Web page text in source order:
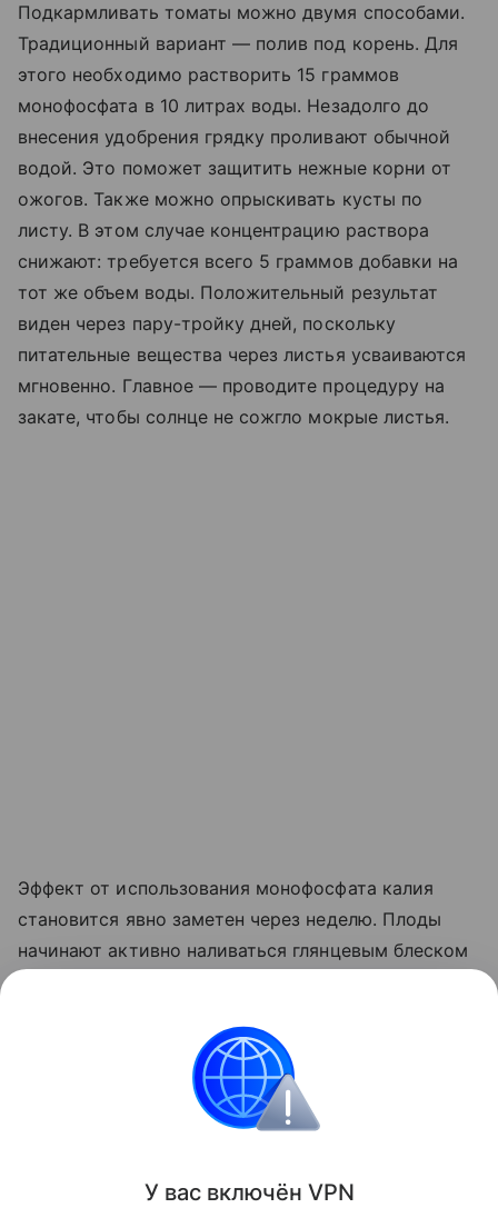
Подкармливать томаты можно двумя способами.
Традиционный вариант — полив под корень. Для
этого необходимо растворить 15 граммов
монофосфата в 10 литрах воды. Незадолго до
внесения удобрения грядку проливают обычной
водой. Это поможет защитить нежные корни от
ожогов. Также можно опрыскивать кусты по
листу. В этом случае концентрацию раствора
снижают: требуется всего 5 граммов добавки на
тот же объем воды. Положительный результат
виден через пару-тройку дней, поскольку
питательные вещества через листья усваиваются
мгновенно. Главное — проводите процедуру на
закате, чтобы солнце не сожгло мокрые листья.
Эффект от использования монофосфата калия
становится явно заметен через неделю. Плоды
начинают активно наливаться глянцевым блеском
свою силу на том, чтобы дать урожайю
возможность нормально вызреть.
У вас включён VPN